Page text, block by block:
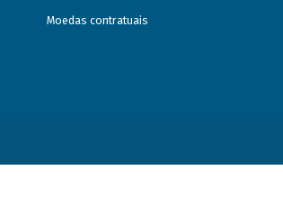
Moedas contratuais